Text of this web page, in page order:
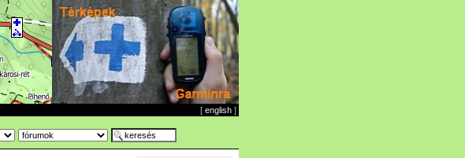
[ english ]